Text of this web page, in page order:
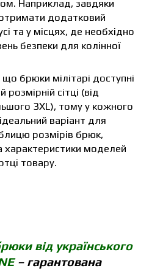
Наприклад, завдяки
додатковий
та у місцях, де необхідно
безпеки для колінної
брюки мілітарі доступні
сітці (від
3XL), тому у кожного
варіант для
розмірів брюк,
характеристики моделей
товару.
від українського
– гарантована